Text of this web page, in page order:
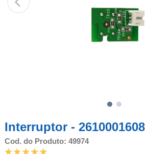
Interruptor -
Cod. do Produto: 49974